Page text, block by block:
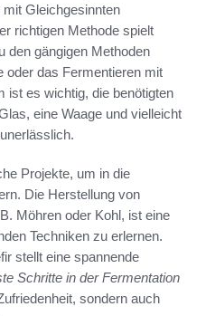
Gleichgesinnten
richtigen Methode spielt
den gängigen Methoden
oder das Fermentieren mit
ist es wichtig, die benötigten
eine Waage und vielleicht
Projekte, um in die
Die Herstellung von
Möhren oder Kohl, ist eine
Techniken zu erlernen.
stellt eine spannende
Schritte in der Fermentation
sondern auch